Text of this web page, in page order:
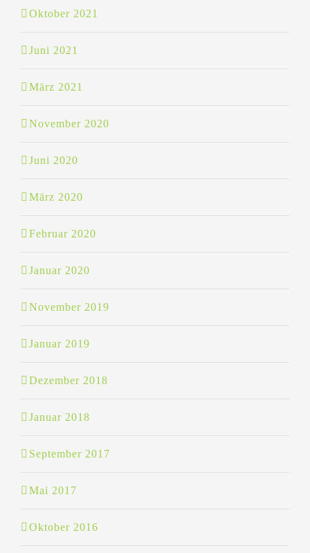
Oktober 2021
Juni 2021
März 2021
November 2020
Juni 2020
März 2020
Februar 2020
Januar 2020
November 2019
Januar 2019
Dezember 2018
Januar 2018
September 2017
Mai 2017
Oktober 2016